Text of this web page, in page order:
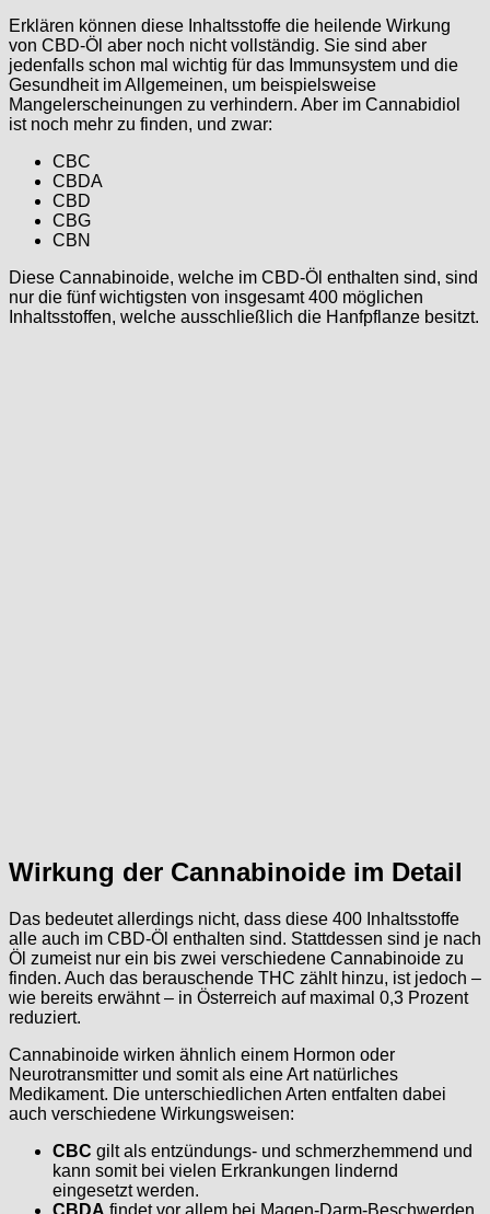
Erklären können diese Inhaltsstoffe die heilende Wirkung
von CBD-Öl aber noch nicht vollständig. Sie sind aber
jedenfalls schon mal wichtig für das Immunsystem und die
Gesundheit im Allgemeinen, um beispielsweise
Mangelerscheinungen zu verhindern. Aber im Cannabidiol
ist noch mehr zu finden, und zwar:
CBC
CBDA
CBD
CBG
CBN
Diese Cannabinoide, welche im CBD-Öl enthalten sind, sind
nur die fünf wichtigsten von insgesamt 400 möglichen
Inhaltsstoffen, welche ausschließlich die Hanfpflanze besitzt.
Wirkung der Cannabinoide im Detail
Das bedeutet allerdings nicht, dass diese 400 Inhaltsstoffe
alle auch im CBD-Öl enthalten sind. Stattdessen sind je nach
Öl zumeist nur ein bis zwei verschiedene Cannabinoide zu
finden. Auch das berauschende THC zählt hinzu, ist jedoch –
wie bereits erwähnt – in Österreich auf maximal 0,3 Prozent
reduziert.
Cannabinoide wirken ähnlich einem Hormon oder
Neurotransmitter und somit als eine Art natürliches
Medikament. Die unterschiedlichen Arten entfalten dabei
auch verschiedene Wirkungsweisen:
CBC gilt als entzündungs- und schmerzhemmend und
kann somit bei vielen Erkrankungen lindernd
eingesetzt werden.